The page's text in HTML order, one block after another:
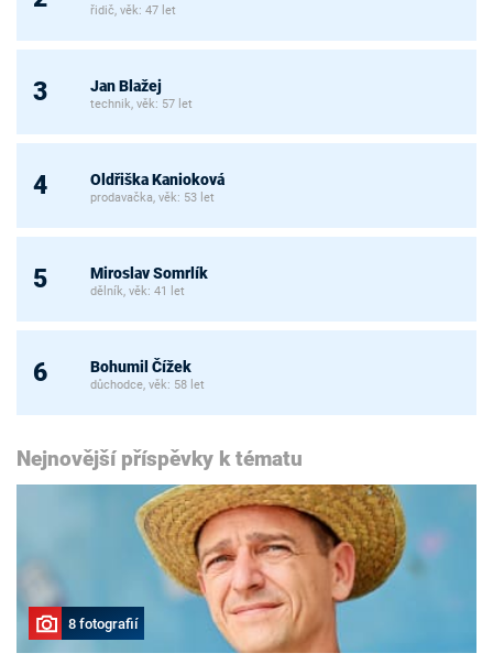
řidič, věk: 47 let
3 Jan Blažej
technik, věk: 57 let
4 Oldřiška Kanioková
prodavačka, věk: 53 let
5 Miroslav Somrlík
dělník, věk: 41 let
6 Bohumil Čížek
důchodce, věk: 58 let
Nejnovější příspěvky k tématu
8 fotografií